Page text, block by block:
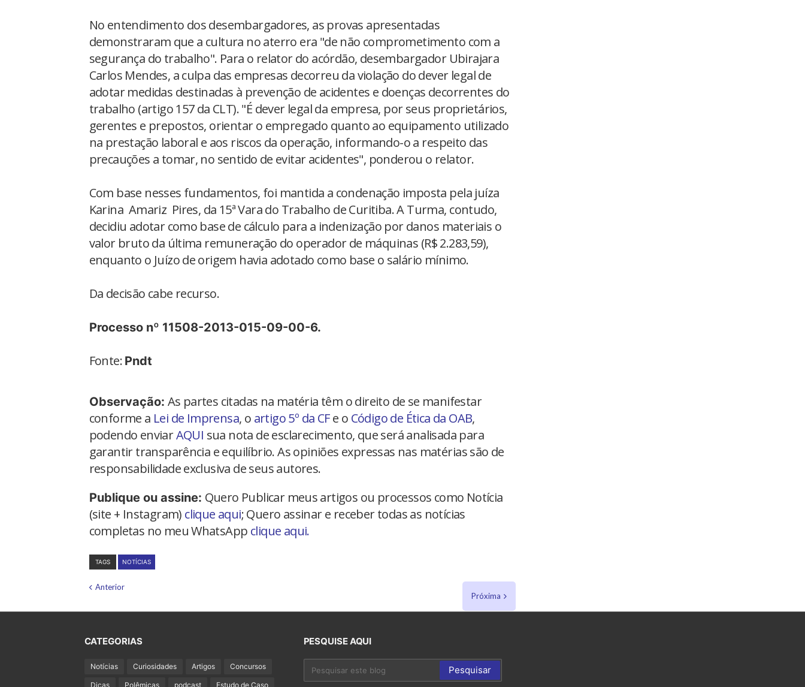
No entendimento dos desembargadores, as provas apresentadas
demonstraram que a cultura no aterro era "de não comprometimento com a
segurança do trabalho". Para o relator do acórdão, desembargador Ubirajara
Carlos Mendes, a culpa das empresas decorreu da violação do dever legal de
adotar medidas destinadas à prevenção de acidentes e doenças decorrentes do
trabalho (artigo 157 da CLT). "É dever legal da empresa, por seus proprietários,
gerentes e prepostos, orientar o empregado quanto ao equipamento utilizado
na prestação laboral e aos riscos da operação, informando-o a respeito das
precauções a tomar, no sentido de evitar acidentes", ponderou o relator.
Com base nesses fundamentos, foi mantida a condenação imposta pela juíza
Karina Amariz Pires, da 15ª Vara do Trabalho de Curitiba. A Turma, contudo,
decidiu adotar como base de cálculo para a indenização por danos materiais o
valor bruto da última remuneração do operador de máquinas (R$ 2.283,59),
enquanto o Juízo de origem havia adotado como base o salário mínimo.
Da decisão cabe recurso.
Processo nº 11508-2013-015-09-00-6.
Fonte: Pndt
Observação: As partes citadas na matéria têm o direito de se manifestar
conforme a Lei de Imprensa, o artigo 5º da CFe o Código de Ética da OAB,
podendo enviarAQUI sua nota de esclarecimento, que será analisada para
garantir transparência e equilíbrio. As opiniões expressas nas matérias são de
responsabilidade exclusiva de seus autores.
Publique ou assine: Quero Publicar meus artigos ou processos como Notícia
(site + Instagram) clique aqui; Quero assinar e receber todas as notícias
completas no meu WhatsApp clique aqui.
TAGS NOTÍCIAS
Anterior
Próxima
CATEGORIAS
Notícias Curiosidades Artigos Concursos
Dicas Polêmicas podcast Estudo de Caso
PESQUISE AQUI